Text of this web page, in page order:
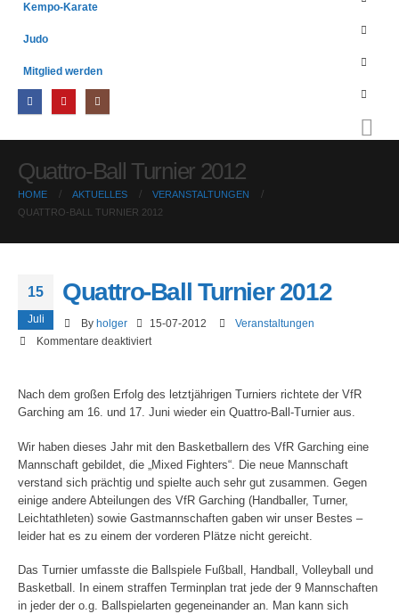
Kempo-Karate
Judo
Mitglied werden
Quattro-Ball Turnier 2012
HOME AKTUELLES
VERANSTALTUNGEN
QUATTRO-BALL TURNIER 2012
15
Juli
Quattro-Ball Turnier 2012
By holger 15-07-2012
Veranstaltungen
Kommentare deaktiviertfür
Turnier
2012
Nach dem großen Erfolg des letztjährigen Turniers richtete der VfR
Garching am 16. und 17. Juni wieder ein Quattro-Ball-Turnier aus.
Wir haben dieses Jahr mit den Basketballern des VfR Garching eine
Mannschaft gebildet, die „Mixed Fighters“. Die neue Mannschaft
verstand sich prächtig und spielte auch sehr gut zusammen. Gegen
einige andere Abteilungen des VfR Garching (Handballer, Turner,
Leichtathleten) sowie Gastmannschaften gaben wir unser Bestes –
leider hat es zu einem der vorderen Plätze nicht gereicht.
Das Turnier umfasste die Ballspiele Fußball, Handball, Volleyball und
Basketball. In einem straffen Terminplan trat jede der 9 Mannschaften
in jeder der o.g. Ballspielarten gegeneinander an. Man kann sich